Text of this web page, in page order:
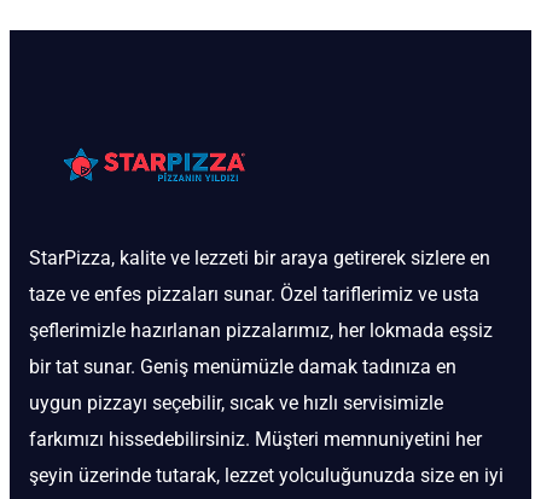
StarPizza, kalite ve lezzeti bir araya getirerek sizlere en
taze ve enfes pizzaları sunar. Özel tariflerimiz ve usta
şeflerimizle hazırlanan pizzalarımız, her lokmada eşsiz
bir tat sunar. Geniş menümüzle damak tadınıza en
uygun pizzayı seçebilir, sıcak ve hızlı servisimizle
farkımızı hissedebilirsiniz. Müşteri memnuniyetini her
şeyin üzerinde tutarak, lezzet yolculuğunuzda size en iyi